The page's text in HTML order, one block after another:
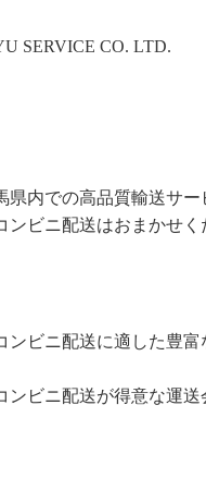
SERVICE CO. LTD.
内での高品質輸送サー
ビニ配送はおまかせく
ビニ配送に適した豊富
ビニ配送が得意な運送